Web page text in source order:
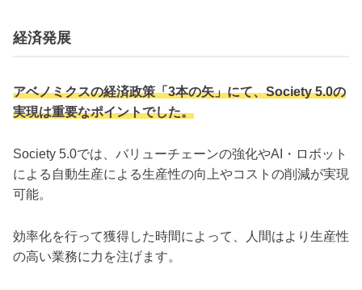
経済発展
アベノミクスの経済政策「3本の矢」にて、Society 5.0の
実現は重要なポイントでした。
Society 5.0では、バリューチェーンの強化やAI・ロボット
による自動生産による生産性の向上やコストの削減が実現
可能。
効率化を行って獲得した時間によって、人間はより生産性
の高い業務に力を注げます。